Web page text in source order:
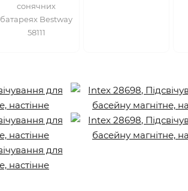
сонячних
батареях Bestway
58111